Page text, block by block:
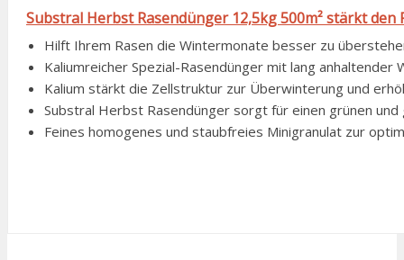
Substral Herbst Rasendünger 12,5kg 500m² stärkt den
Hilft Ihrem Rasen die Wintermonate besser zu
Kaliumreicher Spezial-Rasendünger mit lang
Kalium stärkt die Zellstruktur zur Überwinterung und
Substral Herbst Rasendünger sorgt für einen grünen und
Feines homogenes und staubfreies Minigranulat zur